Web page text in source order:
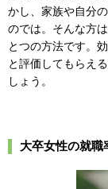
かし、家族や自分
のでは。そんな方
とつの方法です。
と評価してもらえ
しょう。
大卒女性の就職